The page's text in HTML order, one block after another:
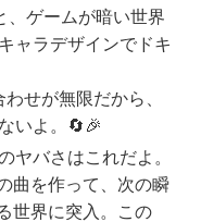
、ゲームが暗い世界
ャラデザインでドキ
わせが無限だから、
いよ。🔄🎉
ヤバさはこれだよ。
曲を作って、次の瞬
世界に突入。この